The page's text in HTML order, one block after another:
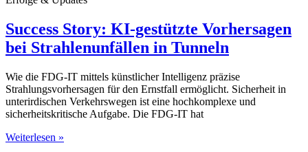
Success Story: KI-gestützte Vorhersagen
bei Strahlenunfällen in Tunneln
Wie die FDG-IT mittels künstlicher Intelligenz präzise
Strahlungsvorhersagen für den Ernstfall ermöglicht. Sicherheit in
unterirdischen Verkehrswegen ist eine hochkomplexe und
sicherheitskritische Aufgabe. Die FDG-IT hat
Weiterlesen »